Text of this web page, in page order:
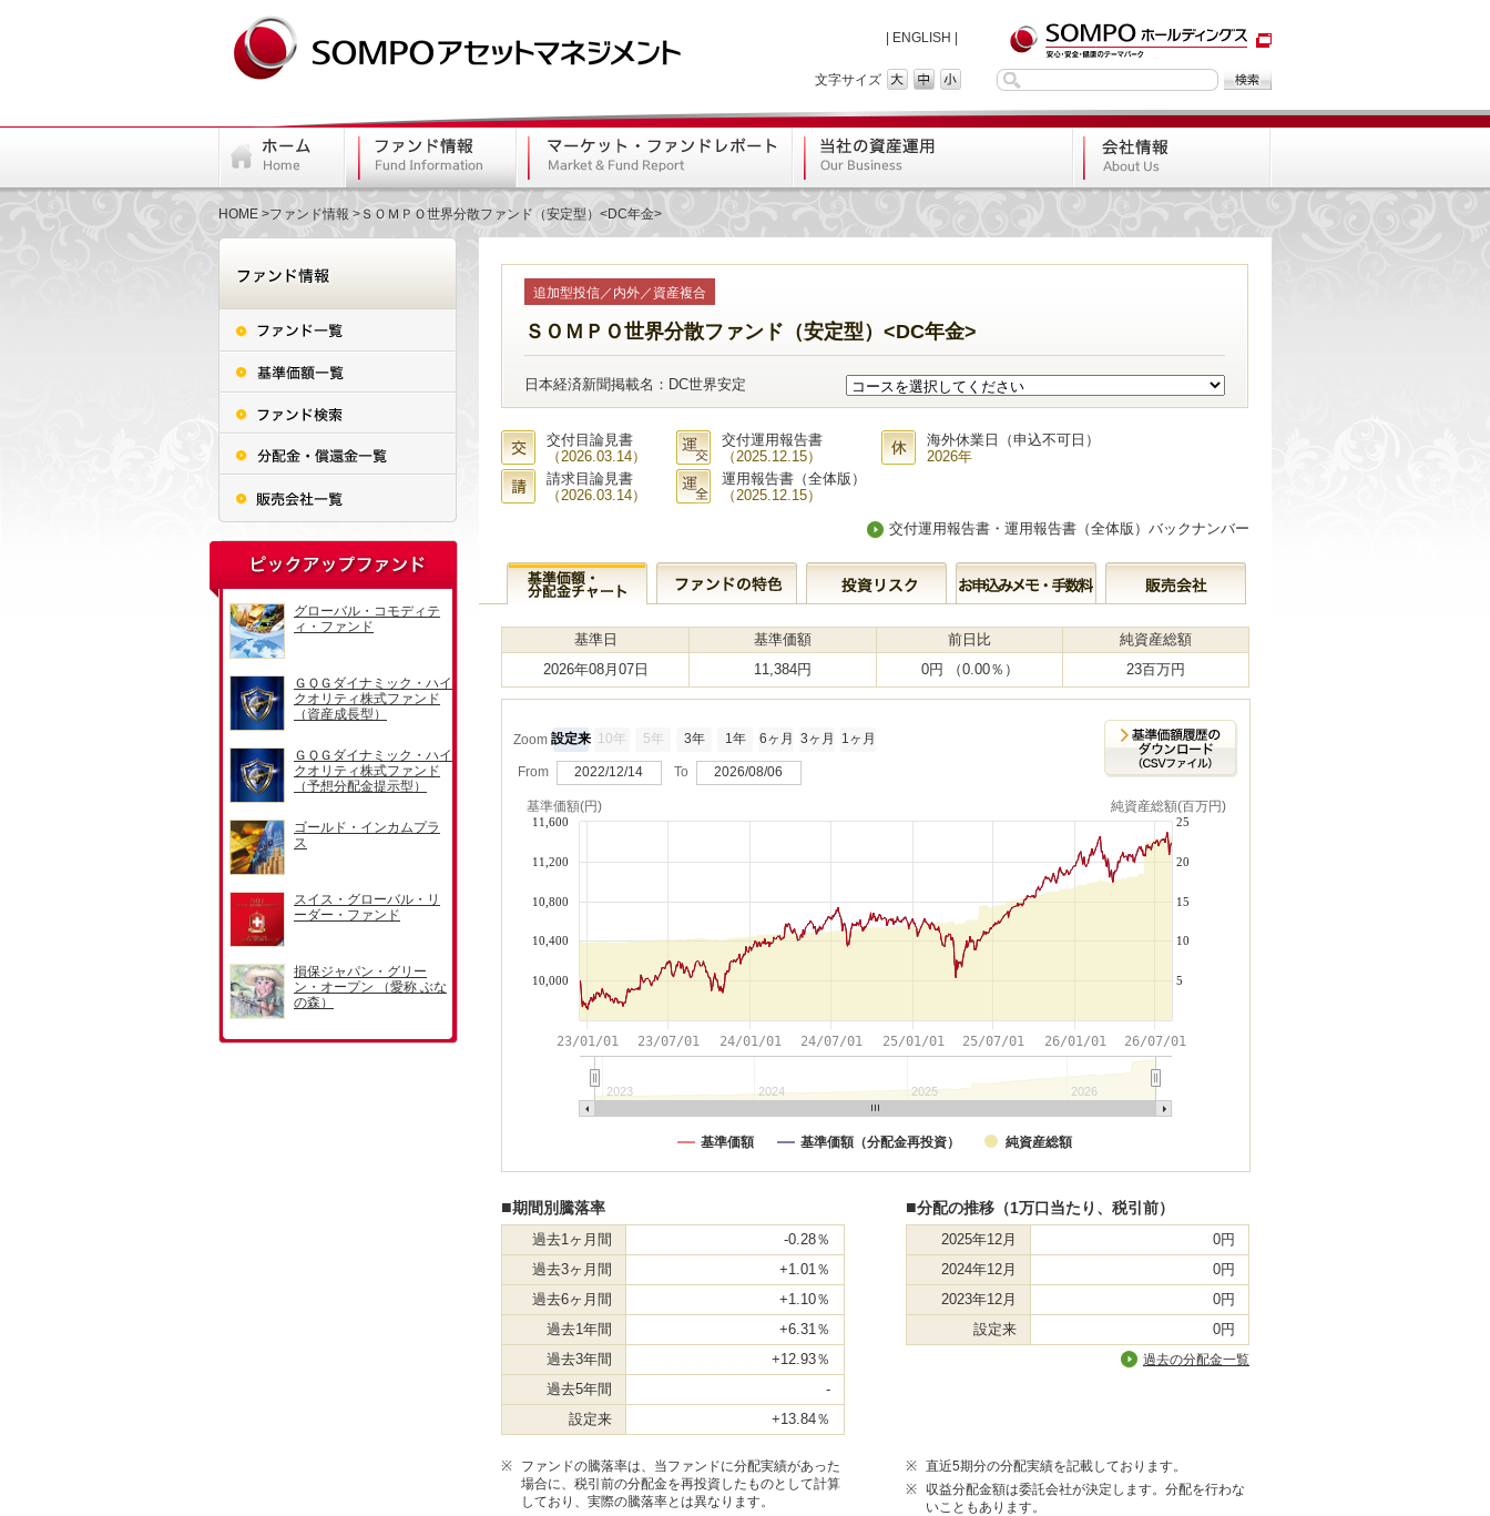
ENGLISH
文字サイズ
HOME ファンド情報 ＳＯＭＰＯ世界分散ファンド（安定型）<DC年金>
追加型投信／内外／資産複合
ＳＯＭＰＯ世界分散ファンド（安定型）<DC年金>
日本経済新聞掲載名：DC世界安定
交付目論見書
（2026.03.14）
請求目論見書
（2026.03.14）
交付運用報告書
（2025.12.15）
運用報告書（全体版）
（2025.12.15）
海外休業日（申込不可日）
2026年
交付運用報告書・運用報告書（全体版）バックナンバー
基準日 基準価額 前日比
純資産総額
2026年08月07日
11,384円 0円 （0.00％） 23百万円
Zoom 設定来 10年 5年 3年 1年 6ヶ月 3ヶ月 1ヶ月
From 2022/12/14 To 2026/08/06
基準価額(円) 純資産総額(百万円)
基準価額 基準価額（分配金再投資） 純資産総額
23/01/01 23/07/01 24/01/01 24/07/01 25/01/01 25/07/01 26/01/01 26/07/01
2023 2024 2025 2026
10,000
10,400
10,800
11,200
11,600
5
10
15
20
25
■期間別騰落率
過去1ヶ月間
-0.28％
過去3ヶ月間
+1.01％
過去6ヶ月間
+1.10％
過去1年間
+6.31％
過去3年間
+12.93％
過去5年間
-
設定来
+13.84％
■分配の推移（1万口当たり、税引前）
2025年12月
0円
2024年12月
0円
2023年12月
0円
設定来
0円
過去の分配金一覧
※
ファンドの騰落率は、当ファンドに分配実績があった
場合に、税引前の分配金を再投資したものとして計算
しており、実際の騰落率とは異なります。
※ 直近5期分の分配実績を記載しております。
※ 収益分配金額は委託会社が決定します。分配を行わな
いこともあります。